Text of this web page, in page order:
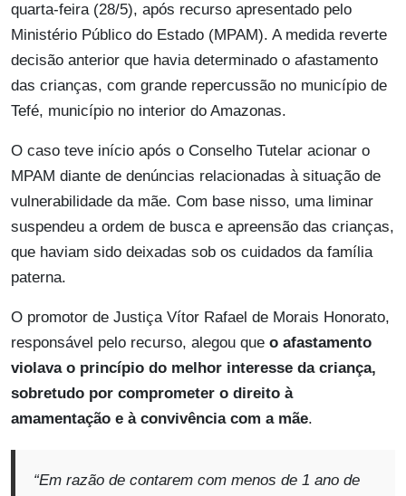
quarta-feira (28/5), após recurso apresentado pelo
Ministério Público do Estado (MPAM). A medida reverte
decisão anterior que havia determinado o afastamento
das crianças, com grande repercussão no município de
Tefé, município no interior do Amazonas.
O caso teve início após o Conselho Tutelar acionar o
MPAM diante de denúncias relacionadas à situação de
vulnerabilidade da mãe. Com base nisso, uma liminar
suspendeu a ordem de busca e apreensão das crianças,
que haviam sido deixadas sob os cuidados da família
paterna.
O promotor de Justiça Vítor Rafael de Morais Honorato,
responsável pelo recurso, alegou que o afastamento
violava o princípio do melhor interesse da criança,
sobretudo por comprometer o direito à
amamentação e à convivência com a mãe.
“Em razão de contarem com menos de 1 ano de